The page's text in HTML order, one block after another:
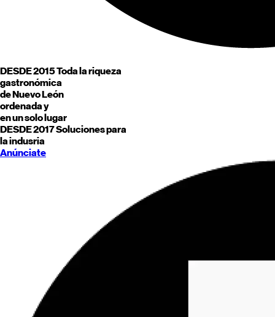
DESDE 2015Toda la riqueza
gastronómica
deNuevo León
ordenada y
en un solo lugar
DESDE 2017Soluciones para
la indusria
Anúnciate